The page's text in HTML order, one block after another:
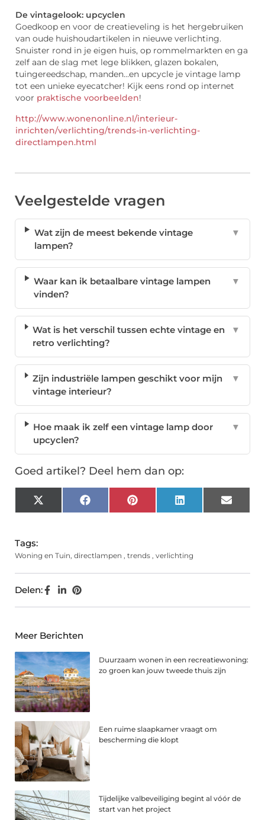
De vintagelook: upcyclen
Goedkoop en voor de creatieveling is het hergebruiken
van oude huishoudartikelen in nieuwe verlichting.
Snuister rond in je eigen huis, op rommelmarkten en ga
zelf aan de slag met lege blikken, glazen bokalen,
tuingereedschap, manden…en upcycle je vintage lamp
tot een unieke eyecatcher! Kijk eens rond op internet
voor praktische voorbeelden!
http://www.wonenonline.nl/interieur-
inrichten/verlichting/trends-in-verlichting-
directlampen.html
Veelgestelde vragen
Wat zijn de meest bekende vintage
lampen?
▼
Waar kan ik betaalbare vintage lampen
vinden?
▼
Wat is het verschil tussen echte vintage en
retro verlichting?
▼
Zijn industriële lampen geschikt voor mijn
vintage interieur?
▼
Hoe maak ik zelf een vintage lamp door
upcyclen?
▼
Goed artikel? Deel hem dan op:
X
(Twitter)
FacebookPinterest LinkedIn Email
Tags:
Woning en Tuin, directlampen , trends , verlichting
Delen:
Meer Berichten
Duurzaam wonen in een recreatiewoning:
zo groen kan jouw tweede thuis zijn
Een ruime slaapkamer vraagt om
bescherming die klopt
Tijdelijke valbeveiliging begint al vóór de
start van het project